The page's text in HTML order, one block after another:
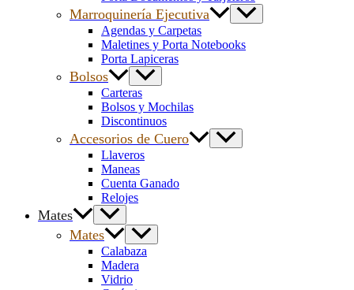
Marroquinería Ejecutiva
Agendas y Carpetas
Maletines y Porta Notebooks
Porta Lapiceras
Bolsos
Carteras
Bolsos y Mochilas
Discontinuos
Accesorios de Cuero
Llaveros
Maneas
Cuenta Ganado
Relojes
Mates
Mates
Calabaza
Madera
Vidrio